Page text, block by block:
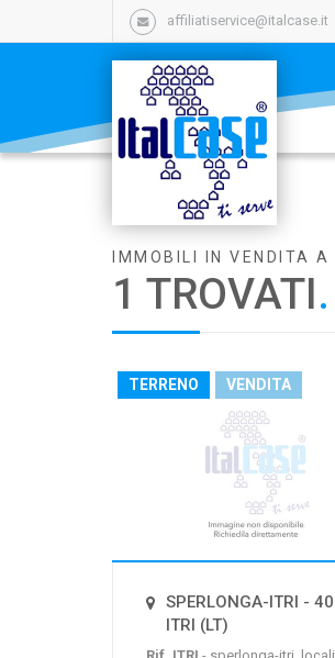
affiliatiservice@italcase.it
IMMOBILI IN VENDITA A
1 TROVATI.
TERRENO VENDITA
SPERLONGA-ITRI -
ITRI (LT)
La mappa non è